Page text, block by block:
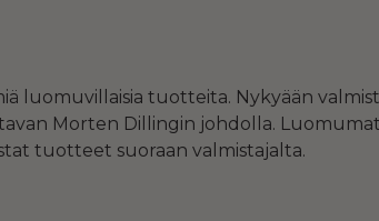
luomuvillaisia tuotteita. Nykyään
Morten Dillingin johdolla.
tuotteet suoraan valmistajalta.